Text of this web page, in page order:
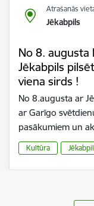
Atrašanās
Jēkabpils
No 8. augusta
Jēkabpils
viena sirds !
No 8.augusta ar
ar Garīgo
pasākumiem un
Kultūra